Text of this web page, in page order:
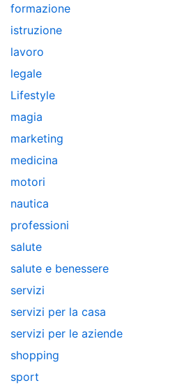
formazione
istruzione
lavoro
legale
Lifestyle
magia
marketing
medicina
motori
nautica
professioni
salute
salute e benessere
servizi
servizi per la casa
servizi per le aziende
shopping
sport